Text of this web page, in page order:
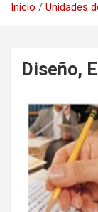
Inicio Unidades
Diseño,